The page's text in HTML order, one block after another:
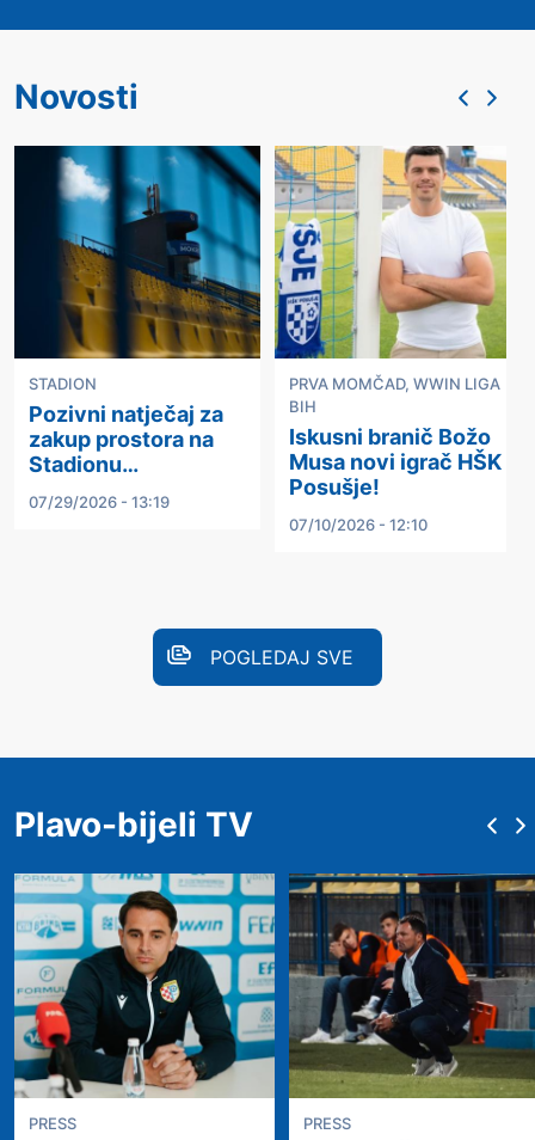
Novosti
STADION
Pozivni natječaj za
zakup prostora na
Stadionu…
07/29/2026 - 13:19
PRVA MOMČAD, WWIN LIGA
BIH
Iskusni branič Božo
Musa novi igrač HŠK
Posušje!
07/10/2026 - 12:10
POGLEDAJ SVE
Plavo-bijeli TV
PRESS PRESS